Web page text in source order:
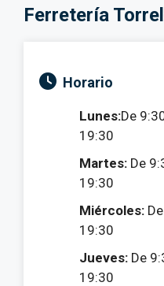
Ferretería
Horario
Lunes:De
19:30
Martes: De
19:30
Miércoles:
19:30
Jueves: De
19:30